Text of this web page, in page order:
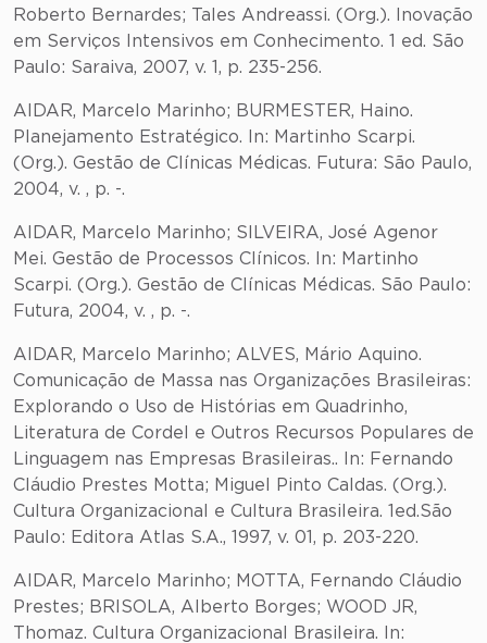
Roberto Bernardes; Tales Andreassi. (Org.). Inovação
em Serviços Intensivos em Conhecimento. 1 ed. São
Paulo: Saraiva, 2007, v. 1, p. 235-256.
AIDAR, Marcelo Marinho; BURMESTER, Haino.
Planejamento Estratégico. In: Martinho Scarpi.
(Org.). Gestão de Clínicas Médicas. Futura: São Paulo,
2004, v. , p. -.
AIDAR, Marcelo Marinho; SILVEIRA, José Agenor
Mei. Gestão de Processos Clínicos. In: Martinho
Scarpi. (Org.). Gestão de Clínicas Médicas. São Paulo:
Futura, 2004, v. , p. -.
AIDAR, Marcelo Marinho; ALVES, Mário Aquino.
Comunicação de Massa nas Organizações Brasileiras:
Explorando o Uso de Histórias em Quadrinho,
Literatura de Cordel e Outros Recursos Populares de
Linguagem nas Empresas Brasileiras.. In: Fernando
Cláudio Prestes Motta; Miguel Pinto Caldas. (Org.).
Cultura Organizacional e Cultura Brasileira. 1ed.São
Paulo: Editora Atlas S.A., 1997, v. 01, p. 203-220.
AIDAR, Marcelo Marinho; MOTTA, Fernando Cláudio
Prestes; BRISOLA, Alberto Borges; WOOD JR,
Thomaz. Cultura Organizacional Brasileira. In: